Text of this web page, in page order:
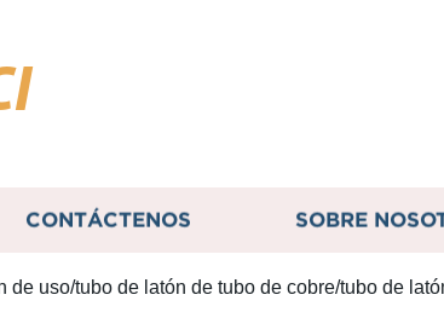
CONTÁCTENOS SOBRE
uso/tubo de latón de tubo de cobre/tubo de